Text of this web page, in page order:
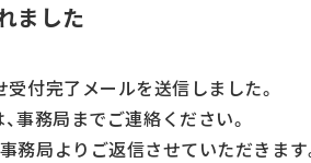
ました
付完了メールを送信しました。
事務局までご連絡ください。
務局よりご返信させていただきます